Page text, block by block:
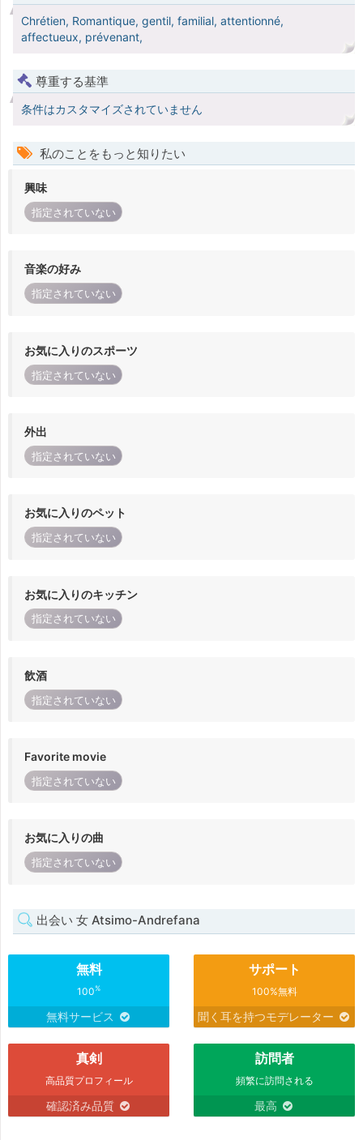
Chrétien, Romantique, gentil, familial, attentionné,
affectueux, prévenant,
尊重する基準
条件はカスタマイズされていません
私のことをもっと知りたい
興味
指定されていない
音楽の好み
指定されていない
お気に入りのスポーツ
指定されていない
外出
指定されていない
お気に入りのペット
指定されていない
お気に入りのキッチン
指定されていない
飲酒
指定されていない
Favorite movie
指定されていない
お気に入りの曲
指定されていない
出会い 女 Atsimo-Andrefana
無料
100%
無料サービス
サポート
100%無料
聞く耳を持つモデレーター
真剣
高品質プロフィール
確認済み品質
訪問者
頻繁に訪問される
最高